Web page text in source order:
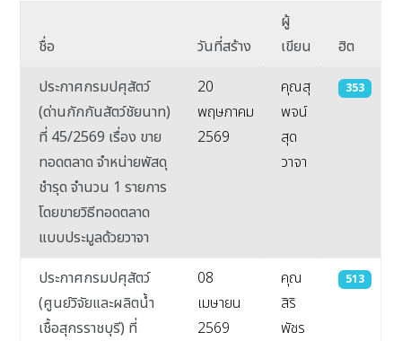
ชื่อ วันที่สร้าง
ผู้
เขียน
ฮิต
ประกาศกรมปศุสัตว์
(ด่านกักกันสัตว์ชัยนาท)
ที่ 45/2569 เรื่อง ขาย
ทอดตลาด จำหน่ายพัสดุ
ชำรุด จำนวน 1 รายการ
โดยขายวิธีทอดตลาด
แบบประมูลด้วยวาจา
20
พฤษภาคม
2569
คุณสุ
พจน์
สุด
วาจา
353
ประกาศกรมปศุสัตว์
(ศูนย์วิจัยและผลิตน้ำ
เชื้อสุกรราชบุรี) ที่
08
เมษายน
2569
คุณ
สิริ
พัชร
513